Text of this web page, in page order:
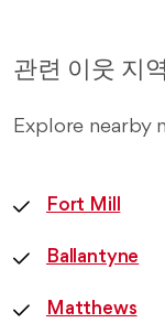
관련 이웃 지
Explore nearby
Fort Mill
Ballantyne
Matthews